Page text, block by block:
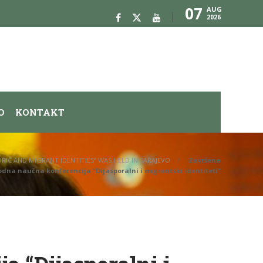
07 AUG
2026
KONTAKT
AND MIGRANT IDENTITIES“ WAS HELD IN SARAJEVO
Završena
naučna konferencija “Dijasporalni i migrantski identiteti”